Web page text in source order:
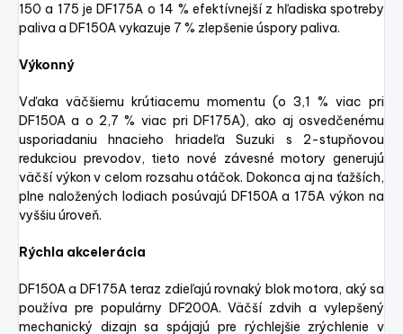
150 a 175 je DF175A o 14 % efektívnejší z hľadiska spotreby
paliva a DF150A vykazuje 7 % zlepšenie úspory paliva.
Výkonný
Vďaka väčšiemu krútiacemu momentu (o 3,1 % viac pri
DF150A a o 2,7 % viac pri DF175A), ako aj osvedčenému
usporiadaniu hnacieho hriadeľa Suzuki s 2-stupňovou
redukciou prevodov, tieto nové závesné motory generujú
väčší výkon v celom rozsahu otáčok. Dokonca aj na ťažších,
plne naložených lodiach posúvajú DF150A a 175A výkon na
vyššiu úroveň.
Rýchla akcelerácia
DF150A a DF175A teraz zdieľajú rovnaký blok motora, aký sa
používa pre populárny DF200A. Väčší zdvih a vylepšený
mechanický dizajn sa spájajú pre rýchlejšie zrýchlenie v